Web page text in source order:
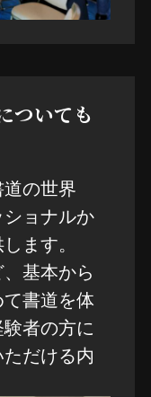
ついても
の世界
ョナルか
ます。
基本から
書道を体
者の方に
だける内